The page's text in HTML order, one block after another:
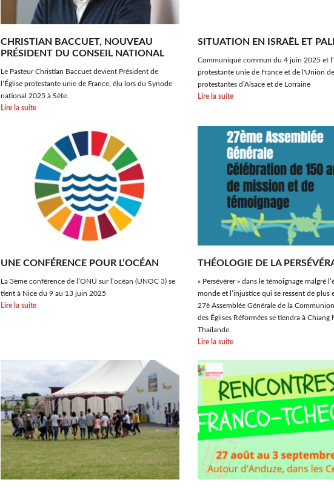
CHRISTIAN BACCUET, NOUVEAU
PRÉSIDENT DU CONSEIL NATIONAL
Le Pasteur Christian Baccuet devient Président de
l’Église protestante unie de France, élu lors du Synode
national 2025 à Sète.
Lire la suite
SITUATION EN ISRAËL ET
Communiqué commun du 4 juin 2025 et
protestante unie de France et de l'Union
protestantes d’Alsace et de Lorraine
Lire la suite
UNE CONFÉRENCE POUR L’OCÉAN
La 3ème conférence de l’ONU sur l’océan (UNOC 3) se
tient à Nice du 9 au 13 juin 2025
Lire la suite
THÉOLOGIE DE LA
« Persévérer » dans le témoignage malgré
monde et l’injustice qui se ressent de plus
27è Assemblée Générale de la
des Églises Réformées se tiendra à Chiang
Thaïlande.
Lire la suite